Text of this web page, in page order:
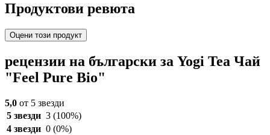
Продуктови ревюта
Оцени този продукт
рецензии на български за Yogi Tea Чай
"Feel Pure Bio"
5,0 от 5 звезди
5 звезди 3 (100%)
4 звезди 0 (0%)